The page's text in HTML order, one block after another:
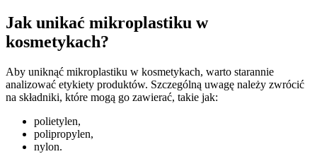
Jak unikać mikroplastiku w
kosmetykach?
Aby uniknąć mikroplastiku w kosmetykach, warto starannie
analizować etykiety produktów. Szczególną uwagę należy zwrócić
na składniki, które mogą go zawierać, takie jak:
polietylen,
polipropylen,
nylon.